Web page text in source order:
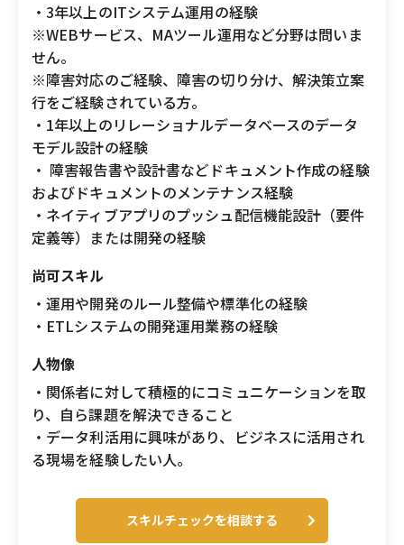
・3年以上のITシステム運用の経験
※WEBサービス、MAツール運用など分野は問いま
せん。
※障害対応のご経験、障害の切り分け、解決策立案
行をご経験されている方。
・1年以上のリレーショナルデータベースのデータ
モデル設計の経験
・ 障害報告書や設計書などドキュメント作成の経験
およびドキュメントのメンテナンス経験
・ネイティブアプリのプッシュ配信機能設計（要件
定義等）または開発の経験
尚可スキル
・運用や開発のルール整備や標準化の経験
・ETLシステムの開発運用業務の経験
人物像
・関係者に対して積極的にコミュニケーションを取
り、自ら課題を解決できること
・データ利活用に興味があり、ビジネスに活用され
る現場を経験したい人。
スキルチェックを相談する